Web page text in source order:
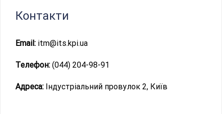
Контакти
Email: itm@its.kpi.ua
Телефон: (044) 204-98-91
Адреса: Індустріальний провулок 2, Київ